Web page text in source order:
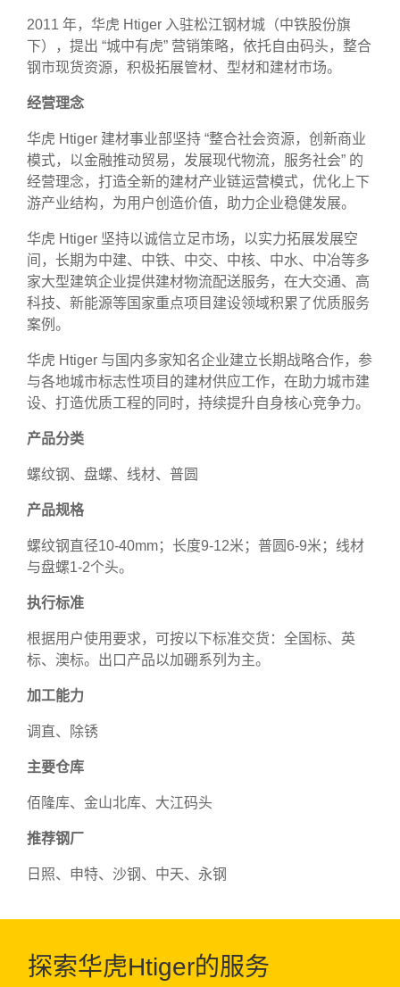
2011 年，华虎 Htiger 入驻松江钢材城（中铁股份旗
下），提出 “城中有虎” 营销策略，依托自由码头，整合
钢市现货资源，积极拓展管材、型材和建材市场。
经营理念
华虎 Htiger 建材事业部坚持 “整合社会资源，创新商业
模式，以金融推动贸易，发展现代物流，服务社会” 的
经营理念，打造全新的建材产业链运营模式，优化上下
游产业结构，为用户创造价值，助力企业稳健发展。
华虎 Htiger 坚持以诚信立足市场，以实力拓展发展空
间，长期为中建、中铁、中交、中核、中水、中冶等多
家大型建筑企业提供建材物流配送服务，在大交通、高
科技、新能源等国家重点项目建设领域积累了优质服务
案例。
华虎 Htiger 与国内多家知名企业建立长期战略合作，参
与各地城市标志性项目的建材供应工作，在助力城市建
设、打造优质工程的同时，持续提升自身核心竞争力。
产品分类
螺纹钢、盘螺、线材、普圆
产品规格
螺纹钢直径10-40mm；长度9-12米；普圆6-9米；线材
与盘螺1-2个头。
执行标准
根据用户使用要求，可按以下标准交货：全国标、英
标、澳标。出口产品以加硼系列为主。
加工能力
调直、除锈
主要仓库
佰隆库、金山北库、大江码头
推荐钢厂
日照、申特、沙钢、中天、永钢
探索华虎Htiger的服务